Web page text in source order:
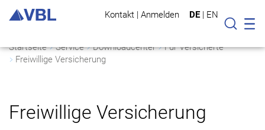
Kontakt | Anmelden DE | EN
Suche
Startseite Service Downloadcenter
Für Versicherte
Freiwillige Versicherung
Freiwillige Versicherung